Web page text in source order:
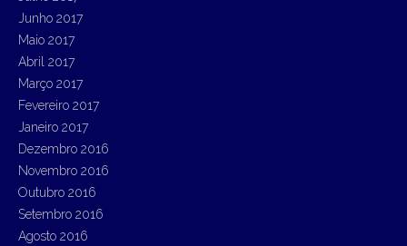
Junho 2017
Maio 2017
Abril 2017
Março 2017
Fevereiro 2017
Janeiro 2017
Dezembro 2016
Novembro 2016
Outubro 2016
Setembro 2016
Agosto 2016